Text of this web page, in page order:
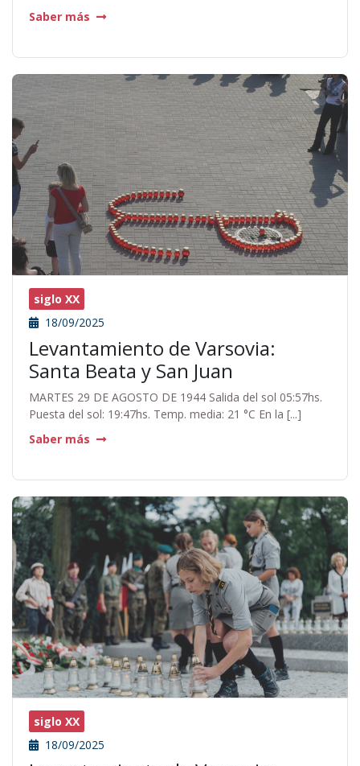
Saber más
siglo XX
18/09/2025
Levantamiento de Varsovia:
Santa Beata y San Juan
MARTES 29 DE AGOSTO DE 1944 Salida del sol 05:57hs.
Puesta del sol: 19:47hs. Temp. media: 21 °C En la [...]
Saber más
siglo XX
18/09/2025